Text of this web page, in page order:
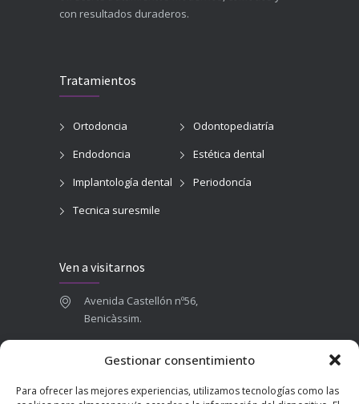
Gestionar consentimiento
Para ofrecer las mejores experiencias, utilizamos tecnologías como las
con resultados duraderos.
Tratamientos
Ortodoncia
Odontopediatría
Endodoncia
Estética dental
Implantología dental
Periodoncía
Tecnica suresmile
Ven a visitarnos
Avenida Castellón nº56,
Benicàssim.
665 787 673